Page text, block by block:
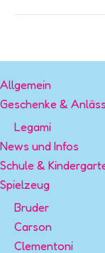
Allgemein
Geschenke &
Legami
News und Infos
Schule &
Spielzeug
Bruder
Carson
Clementoni